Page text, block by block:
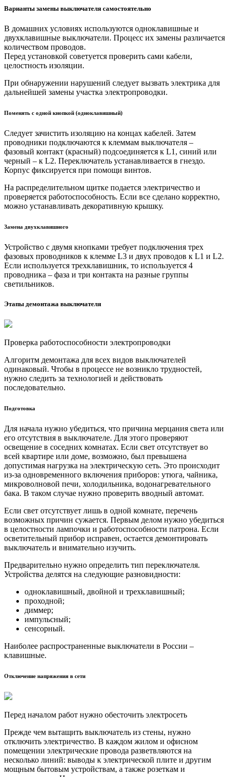
Варианты замены выключателя самостоятельно
В домашних условиях используются одноклавишные и
двухклавишные выключатели. Процесс их замены различается
количеством проводов.
Перед установкой советуется проверить сами кабели,
целостность изоляции.
При обнаружении нарушений следует вызвать электрика для
дальнейшей замены участка электропроводки.
Поменять с одной кнопкой (одноклавишный)
Следует зачистить изоляцию на концах кабелей. Затем
проводники подключаются к клеммам выключателя –
фазовый контакт (красный) подсоединяется к L1, синий или
черный – к L2. Переключатель устанавливается в гнездо.
Корпус фиксируется при помощи винтов.
На распределительном щитке подается электричество и
проверяется работоспособность. Если все сделано корректно,
можно устанавливать декоративную крышку.
Замена двухклавишного
Устройство с двумя кнопками требует подключения трех
фазовых проводников к клемме L3 и двух проводов к L1 и L2.
Если используется трехклавишник, то используется 4
проводника – фаза и три контакта на разные группы
светильников.
Этапы демонтажа выключателя
Проверка работоспособности электропроводки
Алгоритм демонтажа для всех видов выключателей
одинаковый. Чтобы в процессе не возникло трудностей,
нужно следить за технологией и действовать
последовательно.
Подготовка
Для начала нужно убедиться, что причина мерцания света или
его отсутствия в выключателе. Для этого проверяют
освещение в соседних комнатах. Если свет отсутствует во
всей квартире или доме, возможно, был превышена
допустимая нагрузка на электрическую сеть. Это происходит
из-за одновременного включения приборов: утюга, чайника,
микроволновой печи, холодильника, водонагревательного
бака. В таком случае нужно проверить вводный автомат.
Если свет отсутствует лишь в одной комнате, перечень
возможных причин сужается. Первым делом нужно убедиться
в целостности лампочки и работоспособности патрона. Если
осветительный прибор исправен, остается демонтировать
выключатель и внимательно изучить.
Предварительно нужно определить тип переключателя.
Устройства делятся на следующие разновидности:
одноклавишный, двойной и трехклавишный;
проходной;
диммер;
импульсный;
сенсорный.
Наиболее распространенные выключатели в России –
клавишные.
Отключение напряжения в сети
Перед началом работ нужно обесточить электросеть
Прежде чем вытащить выключатель из стены, нужно
отключить электричество. В каждом жилом и офисном
помещении электрические провода разветвляются на
несколько линий: выводы к электрической плите и другим
мощным бытовым устройствам, а также розеткам и